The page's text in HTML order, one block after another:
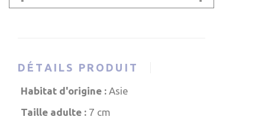
DÉTAILS PRODUIT
Habitat d'origine : Asie
Taille adulte : 7 cm